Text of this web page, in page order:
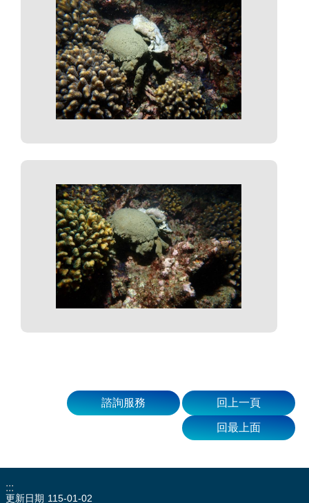
諮詢服務 回上一頁
回最上面
:::
更新日期 115-01-02